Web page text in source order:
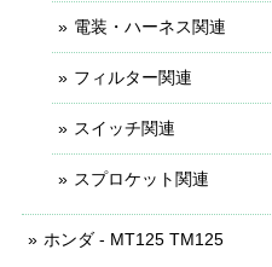
電装・ハーネス関連
フィルター関連
スイッチ関連
スプロケット関連
ホンダ - MT125 TM125